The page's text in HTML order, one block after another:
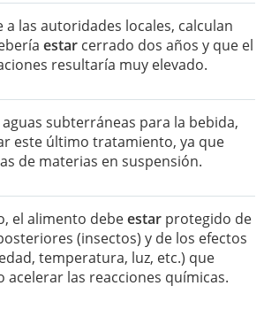
a las autoridades locales, calculan
estar cerrado dos años y que el
resultaría muy elevado.
subterráneas para la bebida,
este último tratamiento, ya que
de materias en suspensión.
el alimento debeestar protegido de
(insectos) y de los efectos
temperatura, luz, etc.) que
acelerar las reacciones químicas.